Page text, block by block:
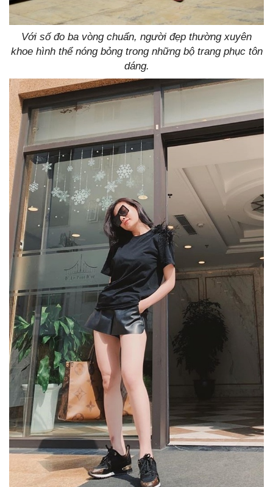
Với số đo ba vòng chuẩn, người đẹp thường xuyên
khoe hình thể nóng bỏng trong những bộ trang phục tôn
dáng.